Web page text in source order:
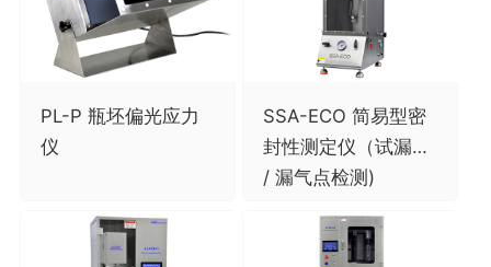
PL-P 瓶坯偏光应力
仪
SSA-ECO 简易型密
封性测定仪（试漏仪
/ 漏气点检测)